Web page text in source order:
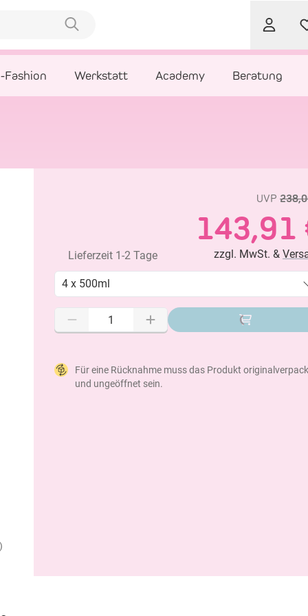
Fashion Werkstatt Academy Beratung
UVP
143,91
Lieferzeit 1-2 Tage zzgl. MwSt. &
4 x 500ml
Für eine Rücknahme muss das Produkt
und ungeöffnet sein.